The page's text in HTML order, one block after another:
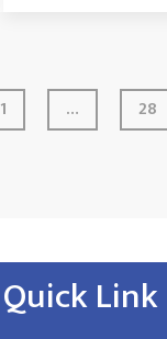
1 … 28
Quick Link